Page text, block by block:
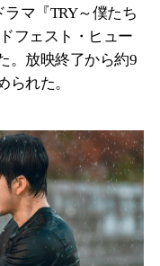
マ『TRY～僕たち
フェスト・ヒュー
。放映終了から約9
られた。